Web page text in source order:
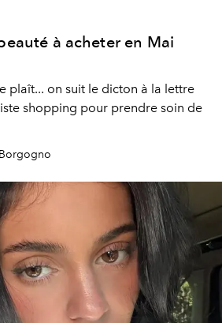
à acheter en Mai
plaît... on suit le dicton à la lettre
shopping pour prendre soin de